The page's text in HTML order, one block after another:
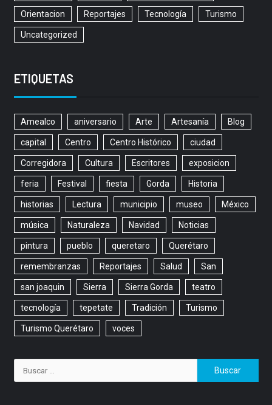
Orientacion Reportajes Tecnología Turismo
Uncategorized
ETIQUETAS
Amealco aniversario Arte Artesanía Blog
capital Centro Centro Histórico ciudad
Corregidora Cultura Escritores exposicion
feria Festival fiesta Gorda Historia
historias Lectura municipio museo México
música Naturaleza Navidad Noticias
pintura pueblo queretaro Querétaro
remembranzas Reportajes Salud San
san joaquin Sierra Sierra Gorda teatro
tecnología tepetate Tradición Turismo
Turismo Querétaro voces